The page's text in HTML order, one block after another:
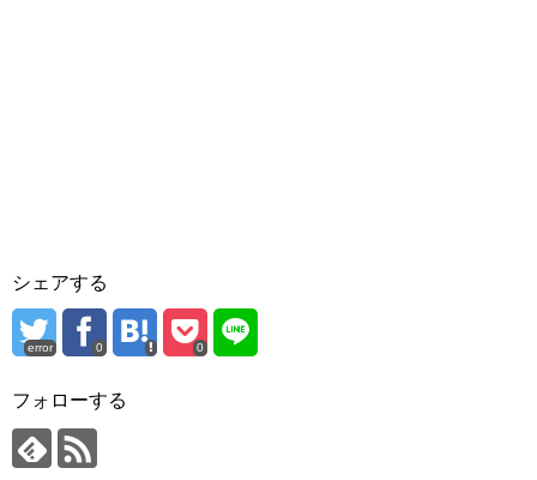
シェアする
error 0 0
フォローする